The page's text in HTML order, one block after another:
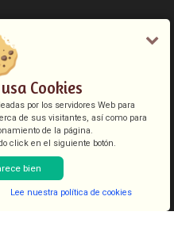
Cookies
por los servidores Web para
de sus visitantes, así como para
de la página.
click en el siguiente botón.
bien
Lee nuestra política de cookies